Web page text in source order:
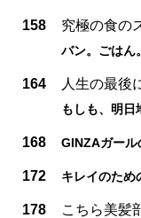
158 究極の食の
バン。ごはん。
164 人生の最後
もしも、明日
168 GINZAガール
172 キレイのため
178 こちら美髪